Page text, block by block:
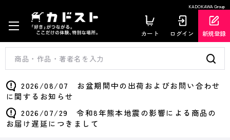
KADOKAWA Group
カート ログイン 新規登録
2026/08/07 お盆期間中の出荷およびお問い合わせ
に関するお知らせ
2026/07/29 令和8年熊本地震の影響による商品の
お届け遅延につきまして